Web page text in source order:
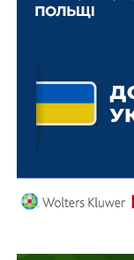
перевищення
Міноборони на
робочої групи, а
існують
бронювання
фактичної
Не менш важливо
змістовний